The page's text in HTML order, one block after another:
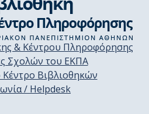
& Κέντρου Πληροφόρησης
Σχολών του ΕΚΠΑ
Κέντρο Βιβλιοθηκών
/ Helpdesk